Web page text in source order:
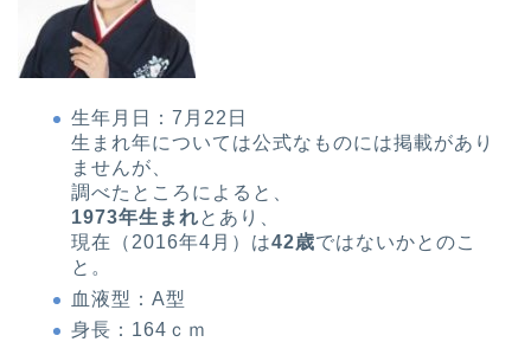
生年月日：7月22日
生まれ年については公式なものには掲載があり
ませんが、
調べたところによると、
1973年生まれとあり、
現在（2016年4月）は42歳ではないかとのこ
と。
血液型：A型
身長：164ｃｍ